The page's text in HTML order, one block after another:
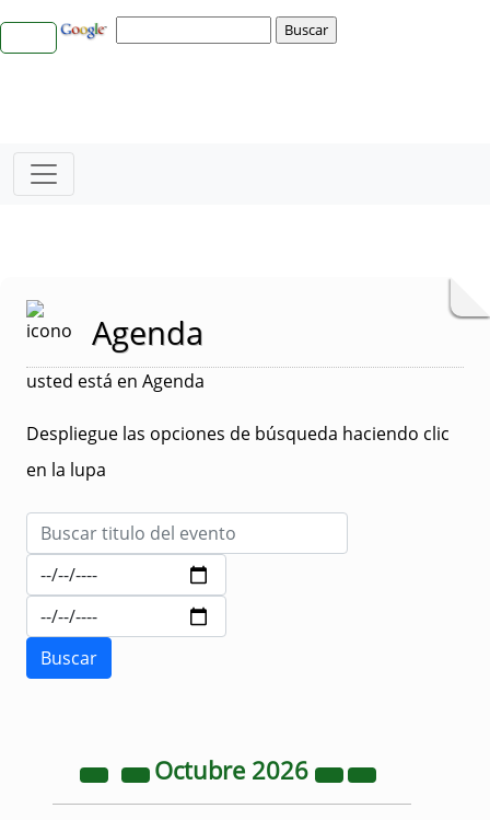
Agenda
usted está en Agenda
Despliegue las opciones de búsqueda haciendo clic
en la lupa
Octubre 2026